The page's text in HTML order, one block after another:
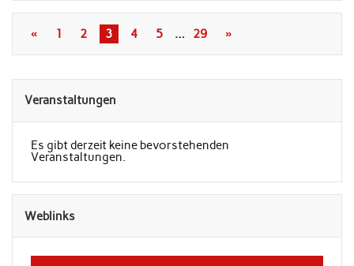
« 1 2 3 4 5 … 29 »
Veranstaltungen
Es gibt derzeit keine bevorstehenden
Veranstaltungen.
Weblinks